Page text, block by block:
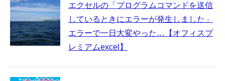
エクセルの「プログラムコマンドを送信
しているときにエラーが発生しました」
エラーで一日大変やった…【オフィスプ
レミアムexcel】